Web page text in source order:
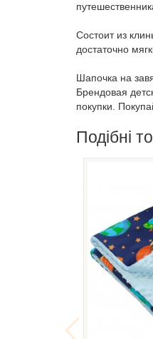
Состоит из
достаточно
Шапочка на
Брендовая
покупки.
Подібні